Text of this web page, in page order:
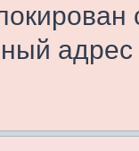
адрес